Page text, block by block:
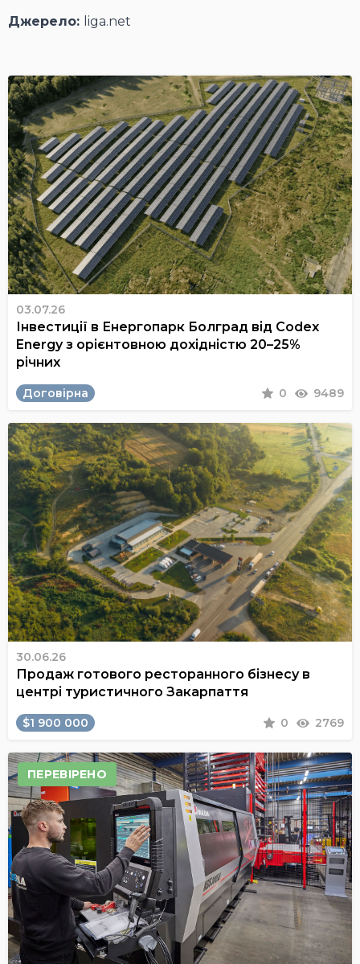
Джерело: liga.net
03.07.26
Інвестиції в Енергопарк Болград від Codex
Energy з орієнтовною дохідністю 20–25%
річних
Договірна 0 9489
30.06.26
Продаж готового ресторанного бізнесу в
центрі туристичного Закарпаття
$1 900 000 0 2769
ПЕРЕВІРЕНО